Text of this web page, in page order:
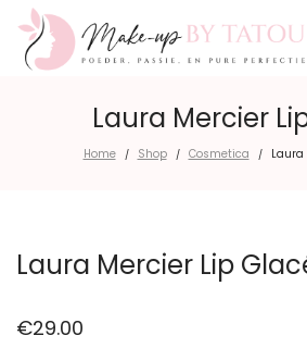
Laura Mercier
Home / Shop / Cosmetica / Laura
Laura Mercier Lip
€29.00